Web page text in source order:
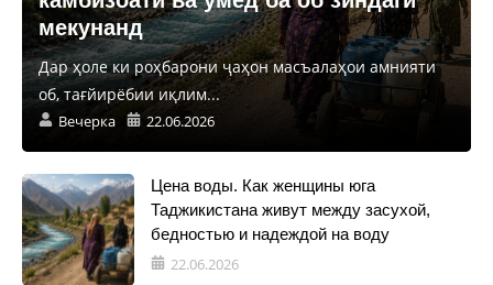
мекунанд
Дар ҳоле ки роҳбарони ҷаҳон масъалаҳои амнияти
об, тағйирёбии иқлим...
Вечерка 22.06.2026
Цена воды. Как женщины юга
Таджикистана живут между засухой,
бедностью и надеждой на воду
22.06.2026